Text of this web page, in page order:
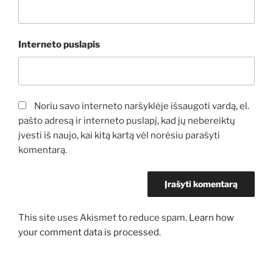
Interneto puslapis
Noriu savo interneto naršyklėje išsaugoti vardą, el.
pašto adresą ir interneto puslapį, kad jų nebereiktų
įvesti iš naujo, kai kitą kartą vėl norėsiu parašyti
komentarą.
This site uses Akismet to reduce spam. Learn how
your comment data is processed.